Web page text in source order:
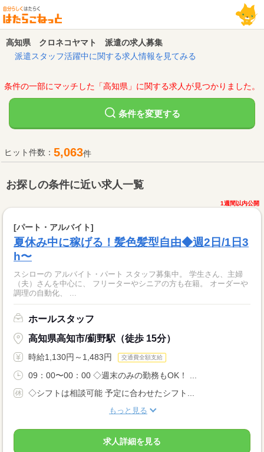
高知県 クロネコヤマト 派遣の求人募集
派遣スタッフ活躍中に関する求人情報を見てみる
条件の一部にマッチした「高知県」に関する求人が見つかりました。
条件を変更する
ヒット件数： 5,063件
お探しの条件に近い求人一覧
1週間以内公開
[パート・アルバイト]
夏休み中に稼げる！髪色髪型自由◆週2日/1日3
h〜
スシローの アルバイト・パート スタッフ募集中。 学生さん、主婦
（夫）さんを中心に、 フリーターやシニアの方も在籍。 オーダーや
調理の自動化、 ...
ホールスタッフ
高知県高知市/薊野駅（徒歩 15分）
時給1,130円～1,483円 交通費全額支給
09：00〜00：00 ◇週末のみの勤務もOK！ ...
◇シフトは相談可能 予定に合わせたシフト...
もっと見る
求人詳細を見る